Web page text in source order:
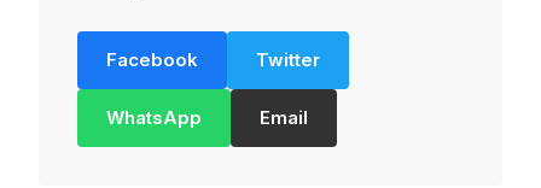
Facebook Twitter
WhatsApp Email